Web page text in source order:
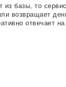
базы, то сервис
возвращает
отвечает